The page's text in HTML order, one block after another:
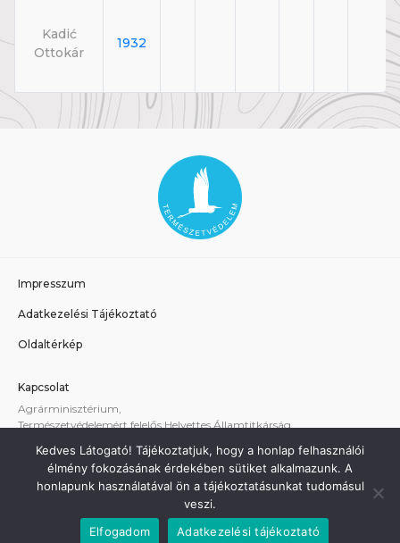
Kadić
Ottokár
1932
Impresszum
Adatkezelési Tájékoztató
Oldaltérkép
Kapcsolat
Agrárminisztérium,
Természetvédelemért felelős Helyettes Államtitkárság
A weboldallal kapcsolatos technikai támogatás:
termeszetvedelem@am.gov.hu
Minden jog fenntartva - Agrárminisztérium 2021.
Kedves Látogató! Tájékoztatjuk, hogy a honlap felhasználói
élmény fokozásának érdekében sütiket alkalmazunk. A
honlapunk használatával ön a tájékoztatásunkat tudomásul
veszi.
Elfogadom
Adatkezelési tájékoztató